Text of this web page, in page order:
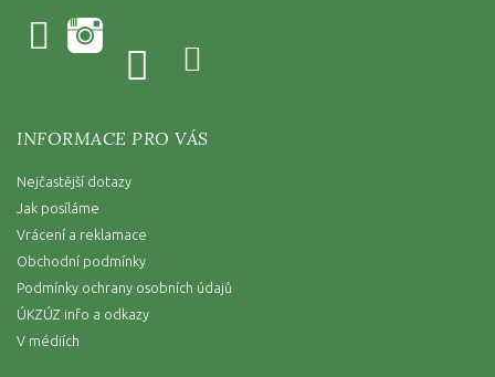
INFORMACE PRO VÁS
Nejčastější dotazy
Jak posíláme
Vrácení a reklamace
Obchodní podmínky
Podmínky ochrany osobních údajů
ÚKZÚZ info a odkazy
V médiích